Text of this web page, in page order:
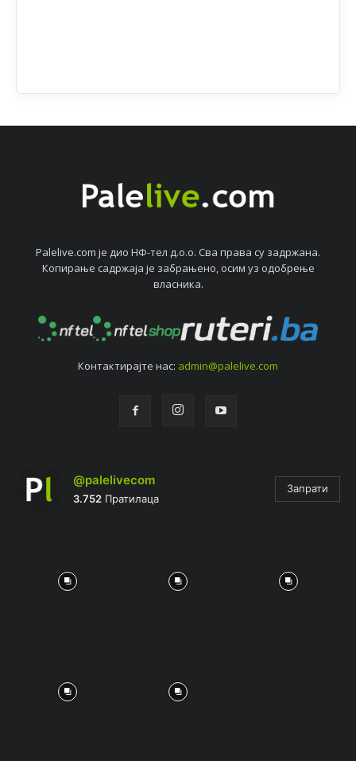
Palelive.com јe дио НФ-тeл д.о.о. Сва права су задржана.
Копирањe садржаја јe забрањeно, осим уз одобрeњe
власника.
Контактирајтe нас: admin@palelive.com
@palelivecom
3.752 Пратилаца
Запрати